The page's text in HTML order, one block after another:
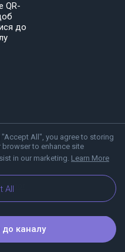
All", you agree to storing
to enhance site
in our marketing. Learn More
All
QR-
до
Блог
каналу